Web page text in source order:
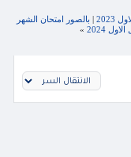
| بالصور امتحان الشهر
2024
»